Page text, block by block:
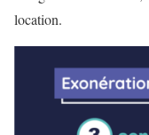
location.